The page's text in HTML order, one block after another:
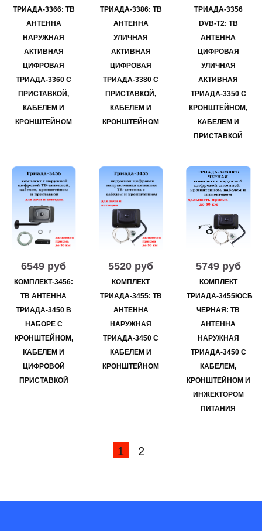
ТРИАДА-3366: ТВ
АНТЕННА
НАРУЖНАЯ
АКТИВНАЯ
ЦИФРОВАЯ
ТРИАДА-3360 С
ПРИСТАВКОЙ,
КАБЕЛЕМ И
КРОНШТЕЙНОМ
ТРИАДА-3386: ТВ
АНТЕННА
УЛИЧНАЯ
АКТИВНАЯ
ЦИФРОВАЯ
ТРИАДА-3380 С
ПРИСТАВКОЙ,
КАБЕЛЕМ И
КРОНШТЕЙНОМ
ТРИАДА-3356
DVB-T2: ТВ
АНТЕННА
ЦИФРОВАЯ
УЛИЧНАЯ
АКТИВНАЯ
ТРИАДА-3350 С
КРОНШТЕЙНОМ,
КАБЕЛЕМ И
ПРИСТАВКОЙ
6549 руб
КОМПЛЕКТ-3456:
ТВ АНТЕННА
ТРИАДА-3450 В
НАБОРЕ С
КРОНШТЕЙНОМ,
КАБЕЛЕМ И
ЦИФРОВОЙ
ПРИСТАВКОЙ
5520 руб
КОМПЛЕКТ
ТРИАДА-3455: ТВ
АНТЕННА
НАРУЖНАЯ
ТРИАДА-3450 С
КАБЕЛЕМ И
КРОНШТЕЙНОМ
5749 руб
КОМПЛЕКТ
ТРИАДА-3455ЮСБ
ЧЕРНАЯ: ТВ
АНТЕННА
НАРУЖНАЯ
ТРИАДА-3450 С
КАБЕЛЕМ,
КРОНШТЕЙНОМ И
ИНЖЕКТОРОМ
ПИТАНИЯ
1 2